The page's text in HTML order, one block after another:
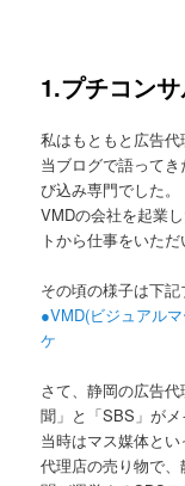
1.プチコン
私はもともと広告代
当ブログで語って
び込み専門でした。
VMDの会社を起業
トから仕事をいただ
その頃の様子は下記
●VMD(ビジュアル
ケ
さて、静岡の広告
聞」と「SBS」がメ
当時はマス媒体と
代理店の売り物で